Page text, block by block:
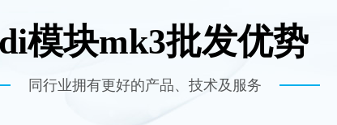
EDI模块
看详情
坎普尔EDI膜堆维修
查看详情
模块mk3批发优势
同行业拥有更好的产品、技术及服务